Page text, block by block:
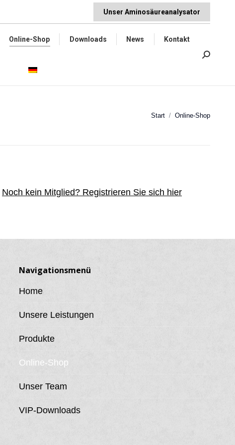
Unser Aminosäureanalysator
Online-Shop Downloads News Kontakt
Search:
Sie befinden sich
Start Online-Shop
Noch kein Mitglied? Registrieren Sie sich hier
Navigationsmenü
Home
Unsere Leistungen
Produkte
Online-Shop
Unser Team
VIP-Downloads
Kontakt